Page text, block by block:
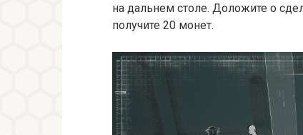
на дальнем столе. Доложите о
получите 20 монет.